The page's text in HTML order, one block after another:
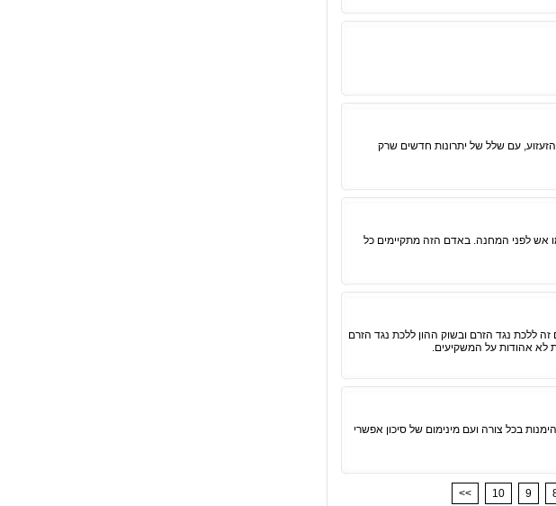
עם שלל של יתרונות חדשים שרק
אש לפני המחנה. באדם הזה מתקיימים כל
ללכת נגד הזרם ובשוק ההון ללכת נגד הזרם
לא אהודות על המשקיעים.
בכל צורה ועם מינימום של סיכון אפשרי
<< 10 9